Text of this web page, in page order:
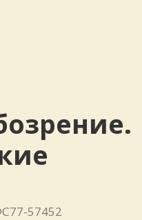
57452